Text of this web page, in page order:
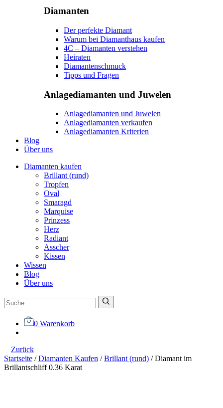
Diamanten
Der perfekte Diamant
Warum bei Diamanthaus kaufen
4C – Diamanten verstehen
Heiraten
Diamantenschmuck
Tipps und Fragen
Anlagediamanten und Juwelen
Anlagediamanten und Juwelen
Anlagediamanten verkaufen
Anlagediamanten Kriterien
Blog
Über uns
Diamanten kaufen
Brillant (rund)
Tropfen
Oval
Smaragd
Marquise
Prinzess
Herz
Radiant
Asscher
Kissen
Wissen
Blog
Über uns
0 Warenkorb
Zurück
Startseite /Diamanten Kaufen /Brillant (rund) /Diamant im
Brillantschliff 0.36 Karat